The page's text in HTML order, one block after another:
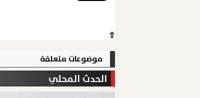
⇧
موضوعات متعلقة
الحدث المحلي